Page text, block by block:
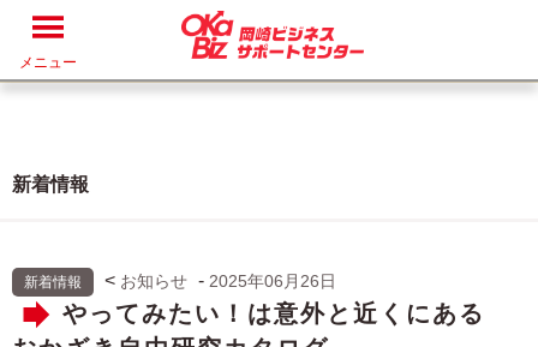
メニュー
新着情報
新着情報 < お知らせ - 2025年06月26日
やってみたい！は意外と近くにある